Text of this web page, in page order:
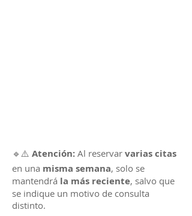
🔹⚠️ Atención: Al reservar varias citas
en una misma semana, solo se
mantendrá la más reciente, salvo que
se indique un motivo de co​nsulta
distinto.